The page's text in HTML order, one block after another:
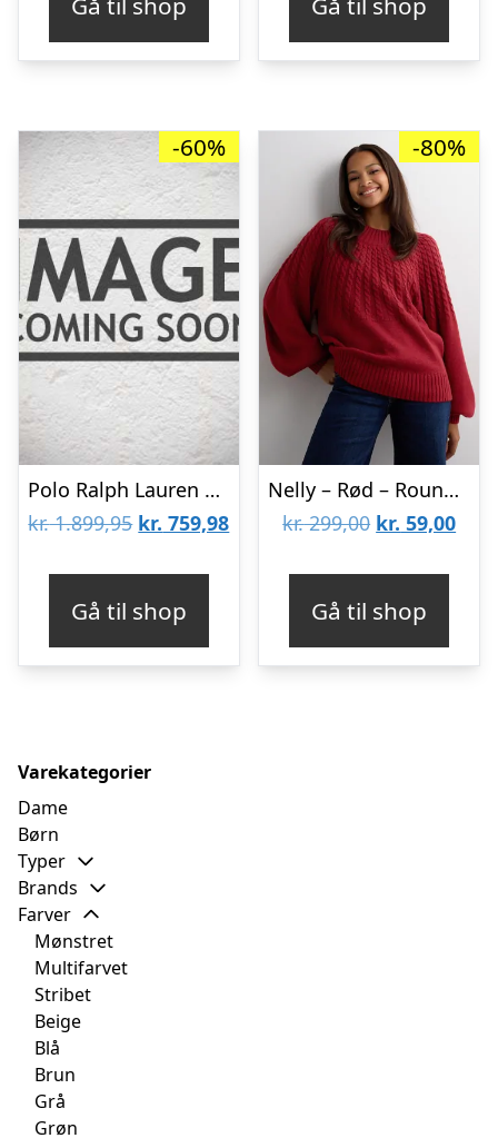
kr. 399,95.kr. 139,98.
kr. 1.199,95.kr.
-60%
Polo Ralph Lauren Cardigan – Strik – Royal Combo
kr.1.899,95 Den
kr. 1.899,95.
kr. 759,98Den
kr. 759,98.
Gå til shop
-80%
Nelly – Rød – Round Braided Knit Sweater
kr.299,00 Den
kr. 299,00.
kr. 59,00Den
kr.
Gå til shop
Varekategorier
Dame
Børn
Typer
Brands
Farver
Mønstret
Multifarvet
Stribet
Beige
Blå
Brun
Grå
Grøn